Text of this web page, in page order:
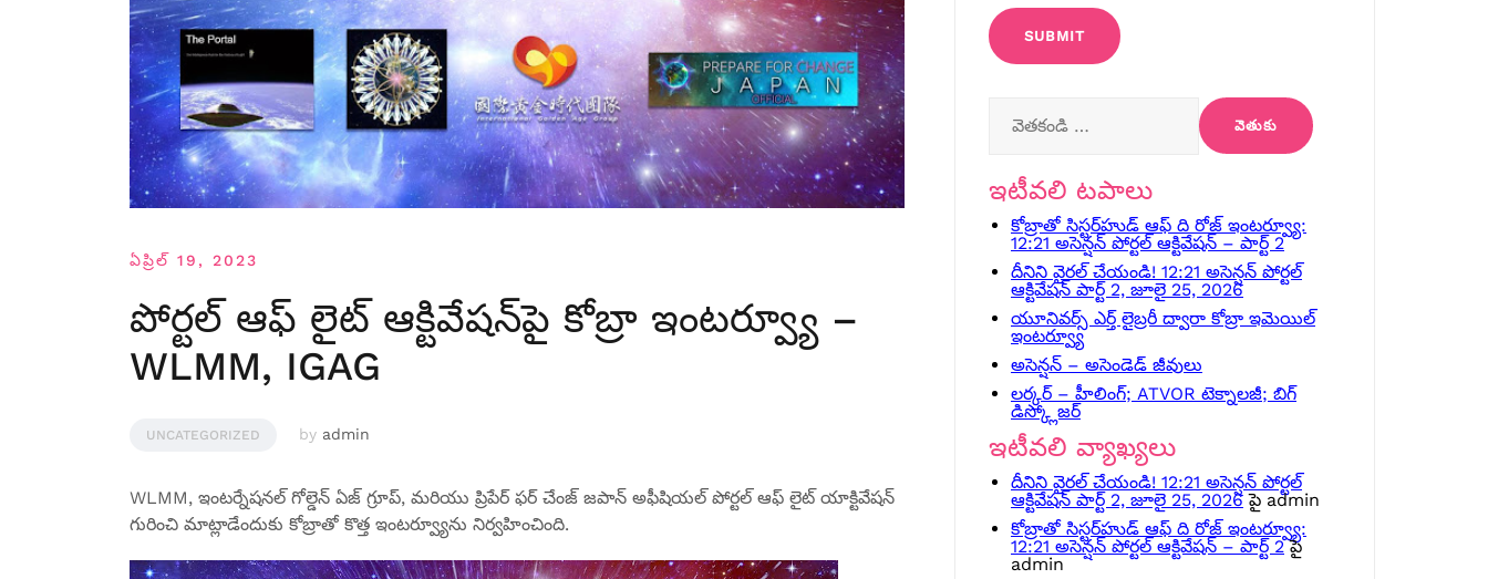
ఏప్రిల్ 19, 2023
పోర్టల్ ఆఫ్ లైట్ ఆక్టివేషన్‌పై కోబ్రా ఇంటర్వ్యూ –
WLMM, IGAG
UNCATEGORIZED by admin
WLMM, ఇంటర్నేషనల్ గోల్డెన్ ఏజ్ గ్రూప్, మరియు ప్రిపేర్ ఫర్ చేంజ్ జపాన్ అఫీషియల్ పోర్టల్ ఆఫ్ లైట్ యాక్టివేషన్
గురించి మాట్లాడేందుకు కోబ్రాతో కొత్త ఇంటర్వ్యూను నిర్వహించింది.
ఇటీవలి టపాలు
కోబ్రాతో సిస్టర్‌హుడ్ ఆఫ్ ది రోజ్ ఇంటర్వ్యూ:
12:21 అసెన్షన్ పోర్టల్ ఆక్టివేషన్ – పార్ట్ 2
దీనిని వైరల్ చేయండి! 12:21 అసెన్షన్ పోర్టల్
ఆక్టివేషన్ పార్ట్ 2, జూలై 25, 2026
యూనివర్స్ ఎర్త్ లైబ్రరీ ద్వారా కోబ్రా ఇమెయిల్
ఇంటర్వ్యూ
అసెన్షన్ – అసెండెడ్ జీవులు
లర్కర్ – హీలింగ్; ATVOR టెక్నాలజీ; బిగ్
డిస్క్లోజర్
ఇటీవలి వ్యాఖ్యలు
దీనిని వైరల్ చేయండి! 12:21 అసెన్షన్ పోర్టల్
ఆక్టివేషన్ పార్ట్ 2, జూలై 25, 2026 పై admin
కోబ్రాతో సిస్టర్‌హుడ్ ఆఫ్ ది రోజ్ ఇంటర్వ్యూ:
12:21 అసెన్షన్ పోర్టల్ ఆక్టివేషన్ – పార్ట్ 2పై
admin